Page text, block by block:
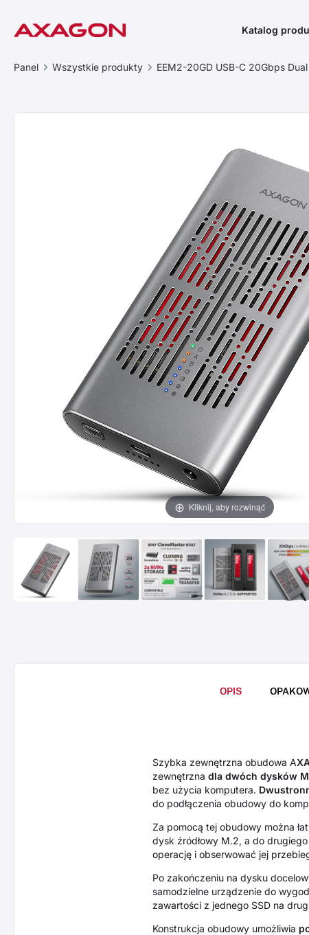
Katalog
Panel Wszystkie produkty EEM2-20GD USB-C 20Gbps
Kliknij, aby rozwinąć
OPIS
Szybka zewnętrzna obudowa A
zewnętrzna dla dwóch dysków
bez użycia komputera.
do podłączenia obudowy do
Za pomocą tej obudowy można
dysk źródłowy M.2, a do
operację i obserwować jej
Po zakończeniu na dysku
samodzielne urządzenie do
zawartości z jednego SSD na
Konstrukcja obudowy umożliwia